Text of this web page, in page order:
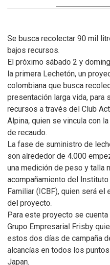
Se busca recolectar 90 mil
bajos recursos.
El próximo sábado 2 y
la primera Lechetón, un
colombiana que busca
presentación larga vida, para
recursos a través del Club
Alpina, quien se vincula con
de recaudo.
La fase de suministro de
son alrededor de 4.000
una medición de peso y talla
acompañamiento del
Familiar (ICBF), quien será
del proyecto.
Para este proyecto se
Grupo Empresarial Frisby
estos dos días de campaña
alcancías en todos los
Japan.